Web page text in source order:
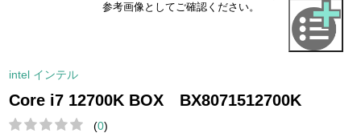
参考画像としてご確認ください。
intel インテル
Core i7 12700K BOX BX8071512700K
(0)